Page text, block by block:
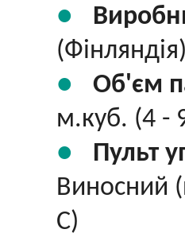
Об'єм
м.куб. (4 -
Пульт
Виносний
С)